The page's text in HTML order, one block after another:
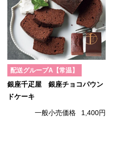
配送グループA【常温】
銀座千疋屋 銀座チョコパウン
ドケーキ
一般小売価格 1,400円